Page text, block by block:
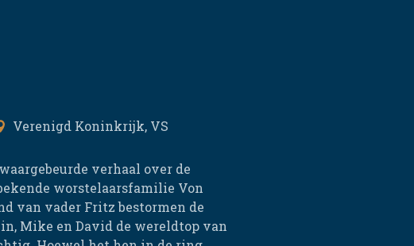
Verenigd Koninkrijk, VS
verhaal over de
worstelaarsfamilie Von
van vader Fritz bestormen de
Mike en David de wereldtop van